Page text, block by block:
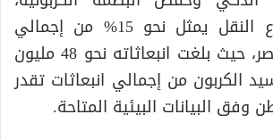
موضحة أن قطاع النقل يمثل نحو 15% من إجمالي
الانبعاثات في مصر، حيث بلغت انبعاثاته نحو 48 مليون
الكربون من إجمالي انبعاثات تقدر